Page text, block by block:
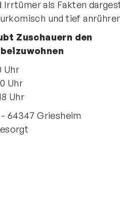
Irrtümer als Fakten
und tief
Zuschauern den
Uhr
Uhr
Uhr
64347 Griesheim
und Sportverein
e.V.
20
Griesheim
+49 6155 6 18 19